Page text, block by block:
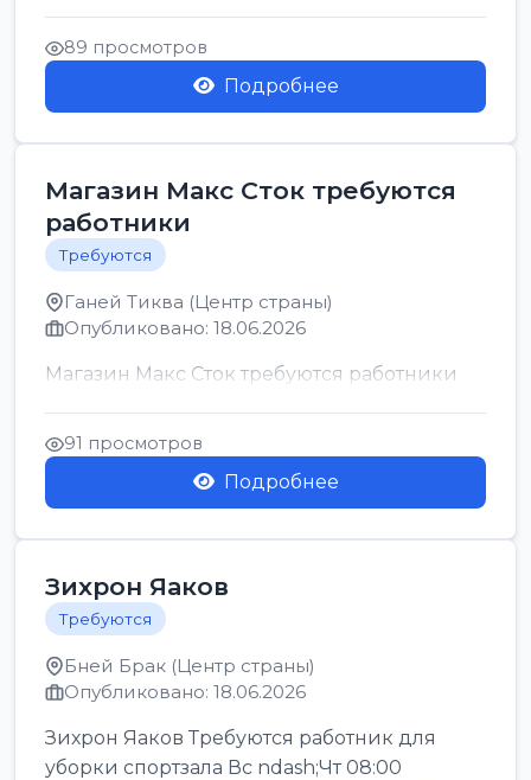
позицию возможна дом...
89 просмотров
Подробнее
Магазин Макс Сток требуются
работники
Требуются
Ганей Тиква (Центр страны)
Опубликовано: 18.06.2026
Магазин Макс Сток требуются работники
91 просмотров
Подробнее
Зихрон Яаков
Требуются
Бней Брак (Центр страны)
Опубликовано: 18.06.2026
Зихрон Яаков Требуются работник для
уборки спортзала Вс ndash;Чт 08:00